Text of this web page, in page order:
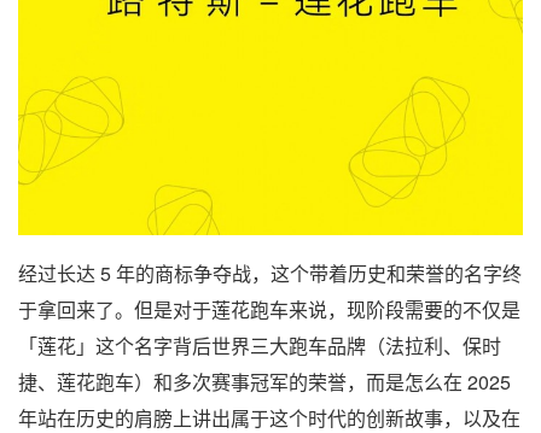
经过长达 5 年的商标争夺战，这个带着历史和荣誉的名字终
于拿回来了。但是对于莲花跑车来说，现阶段需要的不仅是
「莲花」这个名字背后世界三大跑车品牌（法拉利、保时
捷、莲花跑车）和多次赛事冠军的荣誉，而是怎么在 2025
年站在历史的肩膀上讲出属于这个时代的创新故事，以及在